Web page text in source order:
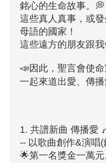
銘心的生命故事。💭
這些真人真事，或
母語的國家！
這些遠方的朋友跟
📣因此，聖言會使
一起來道出愛、傳
1. 共譜新曲 傳播愛
-- 以歌曲創作&演唱
🌟第一名獎金一萬元